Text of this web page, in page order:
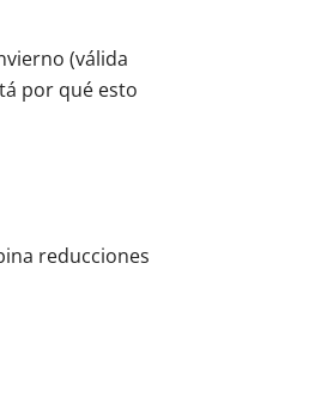
(válida
por qué esto
reducciones